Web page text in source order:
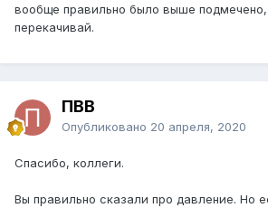
вообще правильно было выше подмечено,
перекачивай.
ПВВ
Опубликовано 20 апреля, 2020
Спасибо, коллеги.
Вы правильно сказали про давление. Но